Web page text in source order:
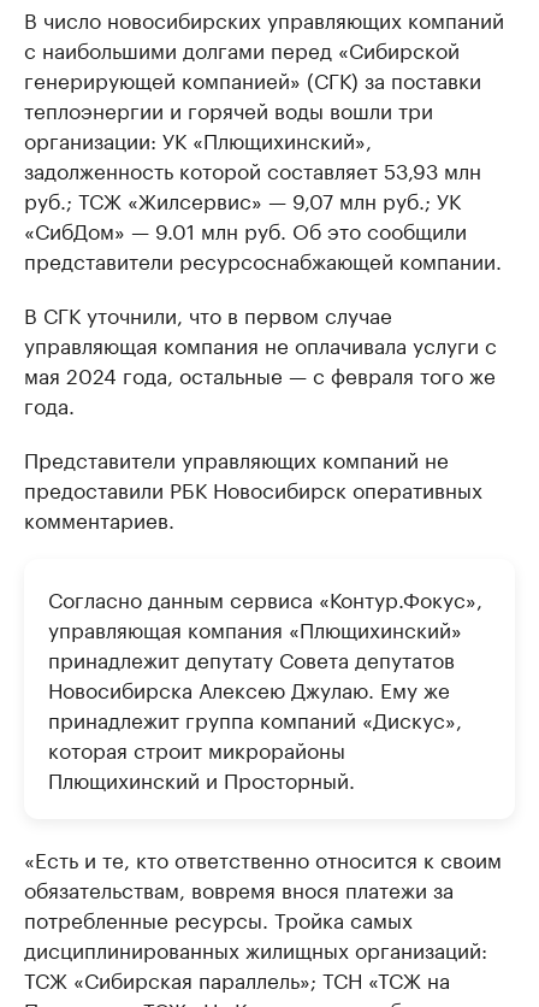
В число новосибирских управляющих компаний
с наибольшими долгами перед «Сибирской
генерирующей компанией» (СГК) за поставки
теплоэнергии и горячей воды вошли три
организации: УК «Плющихинский»,
задолженность которой составляет 53,93 млн
руб.; ТСЖ «Жилсервис» — 9,07 млн руб.; УК
«СибДом» — 9.01 млн руб. Об это сообщили
представители ресурсоснабжающей компании.
В СГК уточнили, что в первом случае
управляющая компания не оплачивала услуги с
мая 2024 года, остальные — с февраля того же
года.
Представители управляющих компаний не
предоставили РБК Новосибирск оперативных
комментариев.
Согласно данным сервиса «Контур.Фокус»,
управляющая компания «Плющихинский»
принадлежит депутату Совета депутатов
Новосибирска Алексею Джулаю. Ему же
принадлежит группа компаний «Дискус»,
которая строит микрорайоны
Плющихинский и Просторный.
«Есть и те, кто ответственно относится к своим
обязательствам, вовремя внося платежи за
потребленные ресурсы. Тройка самых
дисциплинированных жилищных организаций:
ТСЖ «Сибирская параллель»; ТСН «ТСЖ на